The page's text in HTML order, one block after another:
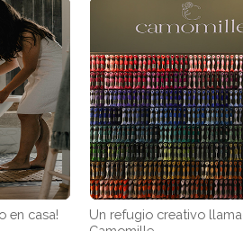
en casa!
Un refugio creativo